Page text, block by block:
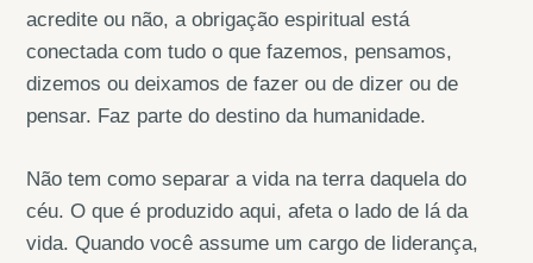
acredite ou não, a obrigação espiritual está
conectada com tudo o que fazemos, pensamos,
dizemos ou deixamos de fazer ou de dizer ou de
pensar. Faz parte do destino da humanidade.
Não tem como separar a vida na terra daquela do
céu. O que é produzido aqui, afeta o lado de lá da
vida. Quando você assume um cargo de liderança,